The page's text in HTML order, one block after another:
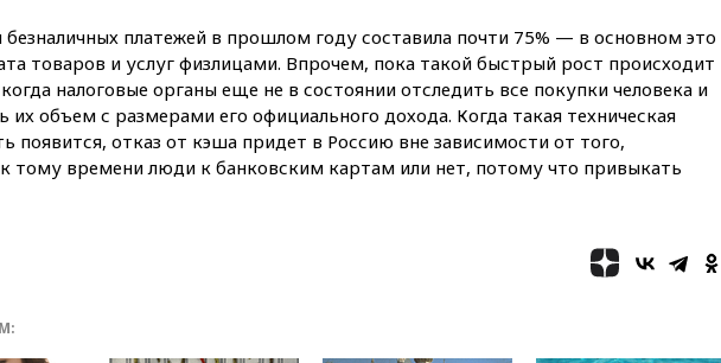
призвал доноров-
республиканцев поддержать
Вэнса на выборах 2028 года
вчера, 19:20 Число ломбардов
в РФ превысило максимум
Путин уточнил
вчера, 18:50Euractiv: восток
платежей в прошлом году составила почти 75% — в основном это
товаров и услуг физлицами. Впрочем, пока такой быстрый рост происходит
налоговые органы еще не в состоянии отследить все покупки человека и
их объем с размерами его официального дохода. Когда такая техническая
появится, отказ от кэша придет в Россию вне зависимости от того,
тому времени люди к банковским картам или нет, потому что привыкать